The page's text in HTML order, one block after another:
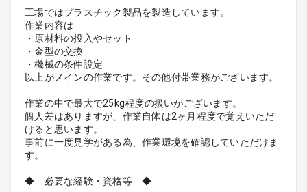
工場ではプラスチック製品を製造しています。
作業内容は
・原材料の投入やセット
・金型の交換
・機械の条件設定
以上がメインの作業です。その他付帯業務がございます。
作業の中で最大で25kg程度の扱いがございます。
個人差はありますが、作業自体は2ヶ月程度で覚えいただ
けると思います。
事前に一度見学がある為、作業環境を確認していただけま
す。
◆ 必要な経験・資格等 ◆